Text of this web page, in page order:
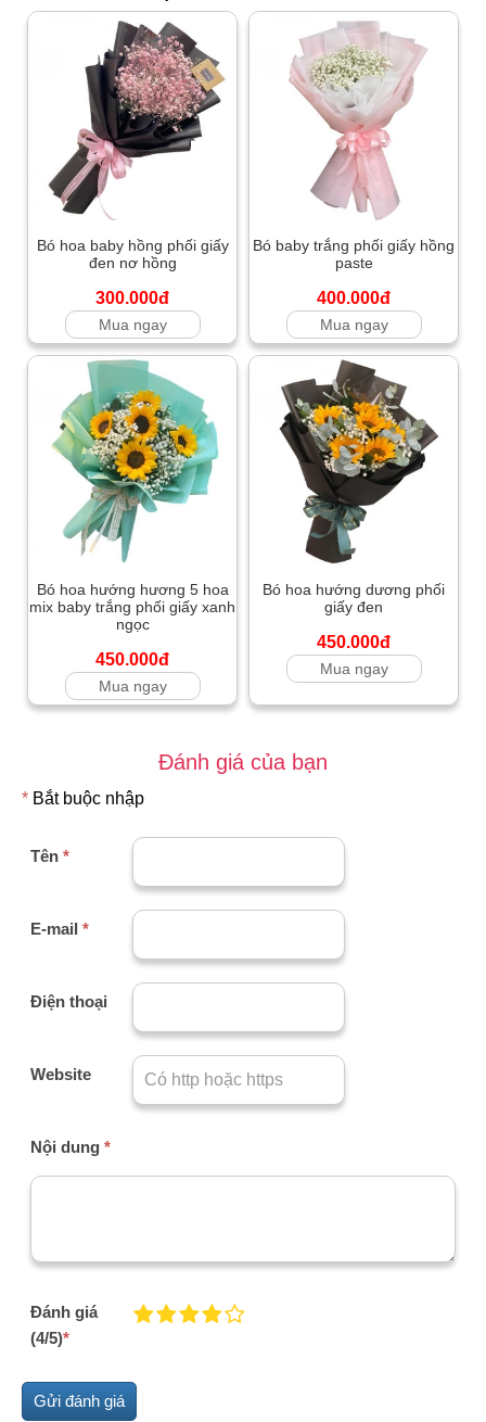
Bó hoa baby hồng phối giấy
đen nơ hồng
300.000đ
Mua ngay
Bó baby trắng phối giấy hồng
paste
400.000đ
Mua ngay
Bó hoa hướng hương 5 hoa
mix baby trắng phối giấy xanh
ngọc
450.000đ
Mua ngay
Bó hoa hướng dương phối
giấy đen
450.000đ
Mua ngay
Đánh giá của bạn
* Bắt buộc nhập
Tên *
E-mail *
Điện thoại
Website
Nội dung *
Đánh giá
(4/5)*